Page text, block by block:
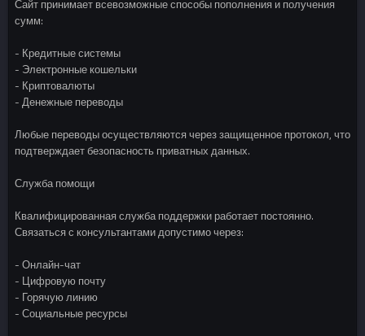
Сайт принимает всевозможные способы пополнения и получения
сумм:
- Кредитные системы
- Электронные кошельки
- Криптовалюты
- Денежные переводы
Любые переводы осуществляются через защищенное протокол, что
подтверждает безопасность приватных данных.
Служба помощи
Квалифицированная служба поддержки работает постоянно.
Связаться с консультантами допустимо через:
- Онлайн-чат
- Цифровую почту
- Горячую линию
- Социальные ресурсы